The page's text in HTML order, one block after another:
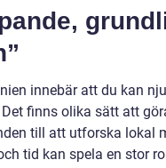
innebär att du kan
finns olika sätt att
till att utforska lokal
tid kan spela en stor